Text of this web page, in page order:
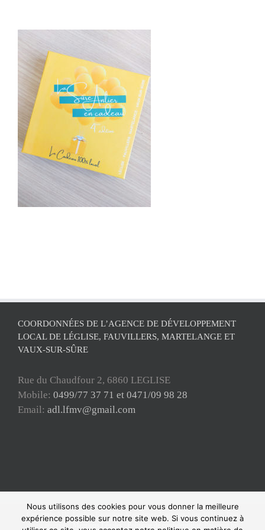
COORDONNÉES DE L’AGENCE DE DÉVELOPPEMENT
LOCAL DE LÉGLISE, FAUVILLERS, MARTELANGE ET
VAUX-SUR-SÛRE
Rue du Chaudfour 2, 6860 LEGLISE
Mobile: 0499/77 37 71 et 0471/09 98 28
Email: adl.lfmv@gmail.com
Copyright ADL Léglise-Fauvillers-Martelange-Vaux-sur-Sûre 2021 © Tous
droits réservés |
| Powered by
Nous utilisons des cookies pour vous donner la meilleure
expérience possible sur notre site web. Si vous continuez à